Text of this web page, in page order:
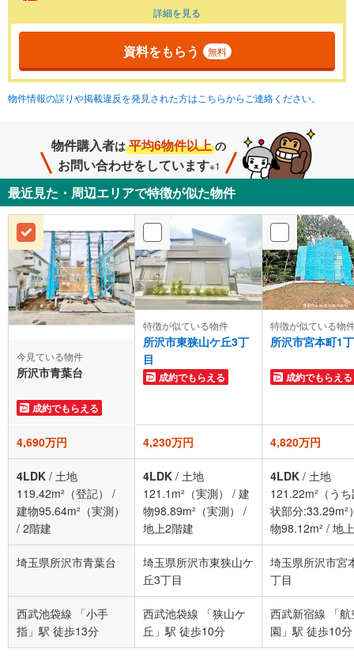
詳細を見る
資料をもらう 無料
物件情報の誤りや掲載違反を発見された方はこちらからご連絡ください。
物件購入者は 平均6物件以上 の
お問い合わせをしています※1
最近見た・周辺エリアで特徴が似た物件
今見ている物件
所沢市青葉台
成約でもらえる
特徴が似ている物件
所沢市東狭山ケ丘3丁
目
成約でもらえる
特徴が似ている物
所沢市宮本町1
成約でもらえる
4,690万円 4,230万円 4,820万円
4LDK / 土地
119.42m²（登記）
/
建物95.64m²（実測）
/ 2階建
4LDK / 土地
121.1m²（実測）
/ 建
物98.89m²（実測）
/
地上2階建
4LDK / 土地
121.22m²（う
状部分:33.29m²
物98.12m² / 地
建
埼玉県所沢市青葉台
埼玉県所沢市東狭山ケ
丘3丁目
埼玉県所沢市宮
丁目
西武池袋線 「小手
指」駅 徒歩13分
西武池袋線 「狭山ケ
丘」駅 徒歩10分
西武新宿線 「航
園」駅 徒歩10分